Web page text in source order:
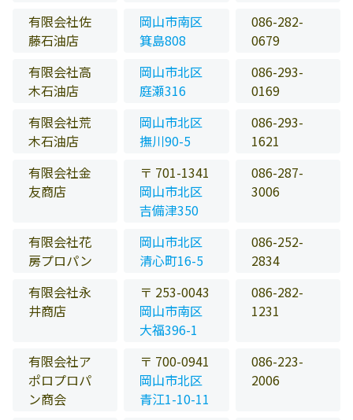
有限会社佐
藤石油店
岡山市南区
箕島808
086-282-
0679
有限会社高
木石油店
岡山市北区
庭瀬316
086-293-
0169
有限会社荒
木石油店
岡山市北区
撫川90-5
086-293-
1621
有限会社金
友商店
〒 701-1341
岡山市北区
吉備津350
086-287-
3006
有限会社花
房プロパン
岡山市北区
清心町16-5
086-252-
2834
有限会社永
井商店
〒 253-0043
岡山市南区
大福396-1
086-282-
1231
有限会社ア
ポロプロパ
ン商会
〒 700-0941
岡山市北区
青江1-10-11
086-223-
2006